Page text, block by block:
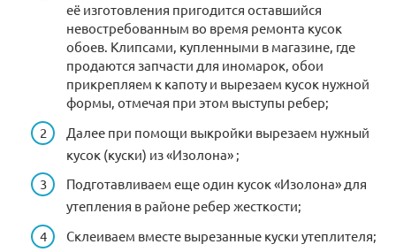
её изготовления пригодится оставшийся
невостребованным во время ремонта кусок
обоев. Клипсами, купленными в магазине, где
продаются запчасти для иномарок, обои
прикрепляем к капоту и вырезаем кусок нужной
формы, отмечая при этом выступы ребер;
Далее при помощи выкройки вырезаем нужный
кусок (куски) из «Изолона» ;
Подготавливаем еще один кусок «Изолона» для
утепления в районе ребер жесткости;
Склеиваем вместе вырезанные куски утеплителя;